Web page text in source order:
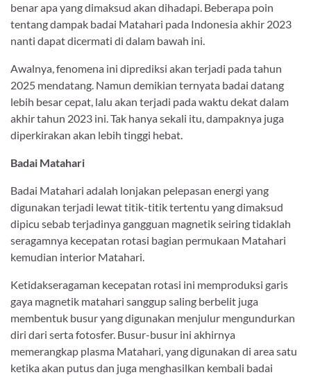
benar apa yang dimaksud akan dihadapi. Beberapa poin
tentang dampak badai Matahari pada Indonesia akhir 2023
nanti dapat dicermati di dalam bawah ini.
Awalnya, fenomena ini diprediksi akan terjadi pada tahun
2025 mendatang. Namun demikian ternyata badai datang
lebih besar cepat, lalu akan terjadi pada waktu dekat dalam
akhir tahun 2023 ini. Tak hanya sekali itu, dampaknya juga
diperkirakan akan lebih tinggi hebat.
Badai Matahari
Badai Matahari adalah lonjakan pelepasan energi yang
digunakan terjadi lewat titik-titik tertentu yang dimaksud
dipicu sebab terjadinya gangguan magnetik seiring tidaklah
seragamnya kecepatan rotasi bagian permukaan Matahari
kemudian interior Matahari.
Ketidakseragaman kecepatan rotasi ini memproduksi garis
gaya magnetik matahari sanggup saling berbelit juga
membentuk busur yang digunakan menjulur mengundurkan
diri dari serta fotosfer. Busur-busur ini akhirnya
memerangkap plasma Matahari, yang digunakan di area satu
ketika akan putus dan juga menghasilkan kembali badai